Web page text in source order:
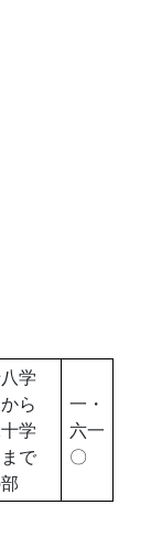
学
ら
学
で
一・
六一
〇